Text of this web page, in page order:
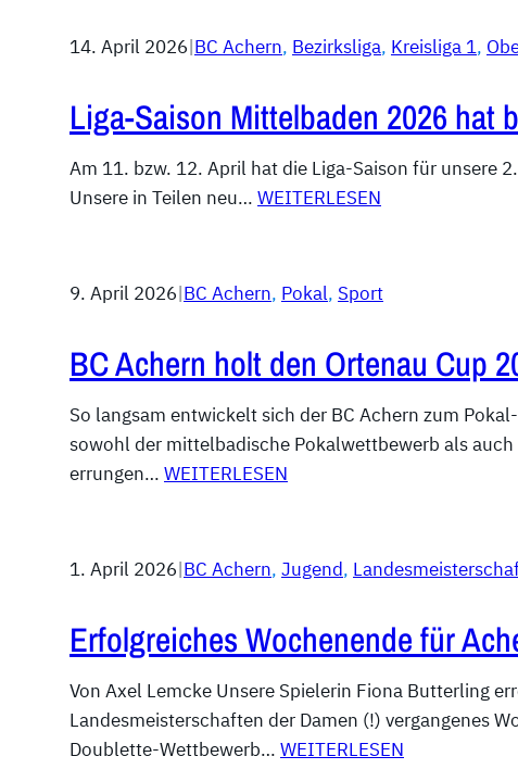
14. April 2026|BC Achern, Bezirksliga, Kreisliga 1,
Liga-Saison Mittelbaden 2026 hat
Am 11. bzw. 12. April hat die Liga-Saison für unsere
Unsere in Teilen neu… WEITERLESEN
9. April 2026|BC Achern, Pokal, Sport
BC Achern holt den Ortenau Cup
So langsam entwickelt sich der BC Achern zum
sowohl der mittelbadische Pokalwettbewerb als
errungen… WEITERLESEN
1. April 2026|BC Achern, Jugend,
Erfolgreiches Wochenende für
Von Axel Lemcke Unsere Spielerin Fiona Butterling
Landesmeisterschaften der Damen (!) vergangenes
Doublette-Wettbewerb… WEITERLESEN